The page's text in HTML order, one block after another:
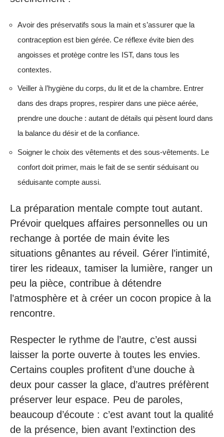
Avoir des préservatifs sous la main et s’assurer que la
contraception est bien gérée. Ce réflexe évite bien des
angoisses et protège contre les IST, dans tous les
contextes.
Veiller à l’hygiène du corps, du lit et de la chambre. Entrer
dans des draps propres, respirer dans une pièce aérée,
prendre une douche : autant de détails qui pèsent lourd dans
la balance du désir et de la confiance.
Soigner le choix des vêtements et des sous-vêtements. Le
confort doit primer, mais le fait de se sentir séduisant ou
séduisante compte aussi.
La préparation mentale compte tout autant.
Prévoir quelques affaires personnelles ou un
rechange à portée de main évite les
situations gênantes au réveil. Gérer l’intimité,
tirer les rideaux, tamiser la lumière, ranger un
peu la pièce, contribue à détendre
l’atmosphère et à créer un cocon propice à la
rencontre.
Respecter le rythme de l’autre, c’est aussi
laisser la porte ouverte à toutes les envies.
Certains couples profitent d’une douche à
deux pour casser la glace, d’autres préfèrent
préserver leur espace. Peu de paroles,
beaucoup d’écoute : c’est avant tout la qualité
de la présence, bien avant l’extinction des